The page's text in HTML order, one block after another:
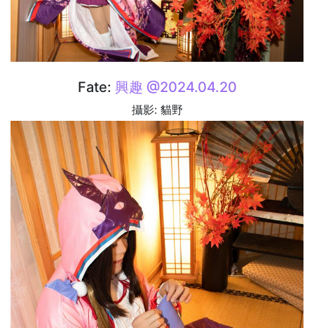
Fate: 興趣 @2024.04.20
攝影: 貓野